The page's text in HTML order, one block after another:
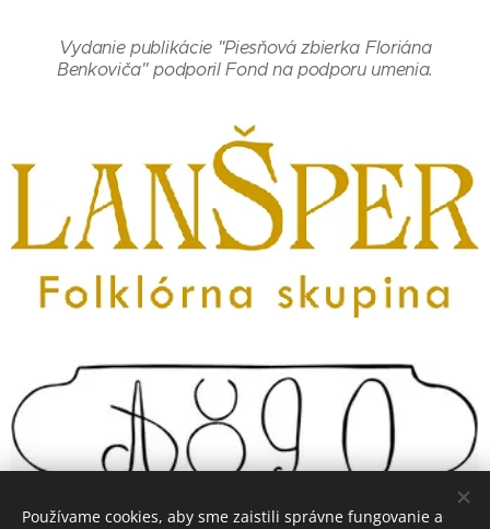
Vydanie publikácie "Piesňová zbierka Floriána
Benkoviča" podporil Fond na podporu umenia.
Používame cookies, aby sme zaistili správne fungovanie a